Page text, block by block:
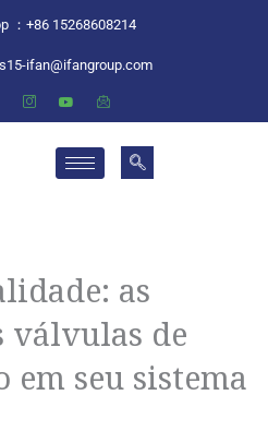
：+86 15268608214
ifan@ifangroup.com
as
válvulas de
em seu sistema